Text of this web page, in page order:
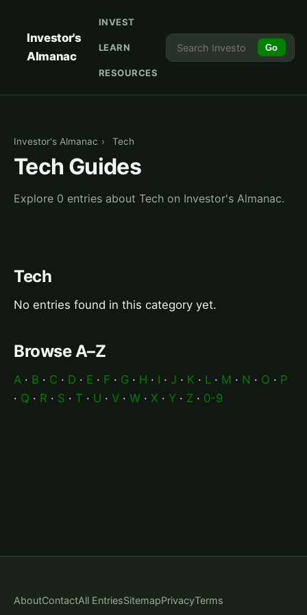
Investor's
Almanac
INVEST
LEARN
RESOURCES
Go
Investor's Almanac › Tech
Tech Guides
Explore 0 entries about Tech on Investor's Almanac.
Tech
No entries found in this category yet.
Browse A–Z
A · B · C · D · E · F · G · H · I · J · K · L · M · N · O · P
· Q · R · S · T · U · V · W · X · Y · Z · 0-9
AboutContactAll EntriesSitemapPrivacyTerms